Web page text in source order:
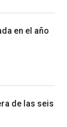
en el año
de las seis